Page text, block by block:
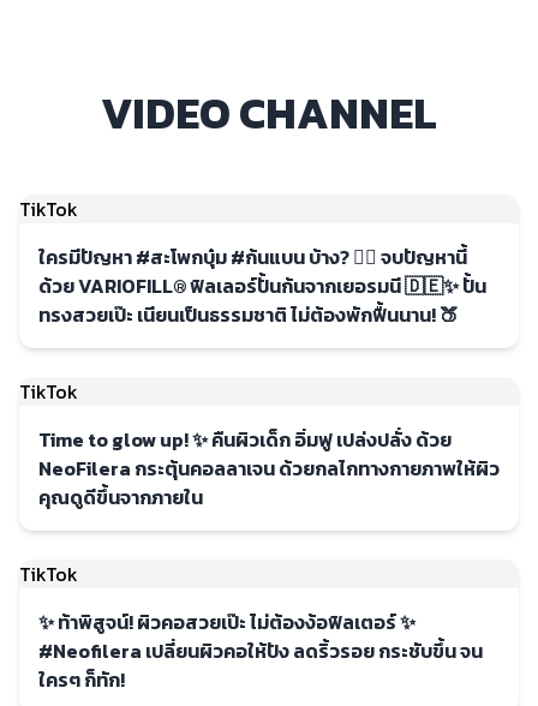
VIDEO CHANNEL
TikTok
ใครมีปัญหา #สะโพกบุ๋ม #ก้นแบน บ้าง? 🙋‍♀️ จบปัญหานี้
ด้วย VARIOFILL® ฟิลเลอร์ปั้นก้นจากเยอรมนี 🇩🇪✨ ปั้น
ทรงสวยเป๊ะ เนียนเป็นธรรมชาติ ไม่ต้องพักฟื้นนาน! 🍑
TikTok
Time to glow up! ✨ คืนผิวเด็ก อิ่มฟู เปล่งปลั่ง ด้วย
NeoFilera กระตุ้นคอลลาเจน ด้วยกลไกทางกายภาพให้ผิว
คุณดูดีขึ้นจากภายใน
TikTok
✨ ท้าพิสูจน์! ผิวคอสวยเป๊ะ ไม่ต้องง้อฟิลเตอร์ ✨
#Neofilera เปลี่ยนผิวคอให้ปัง ลดริ้วรอย กระชับขึ้น จน
ใครๆ ก็ทัก!